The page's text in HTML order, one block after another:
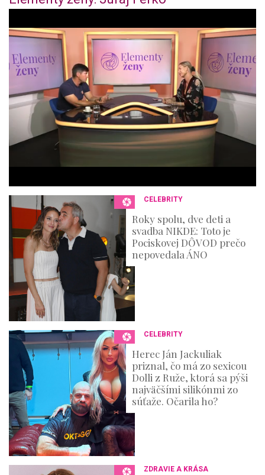
f
m
i
t
e
6
d
CELEBRITY
Roky spolu, dve deti a
svadba NIKDE: Toto je
Pociskovej DÔVOD prečo
nepovedala ÁNO
CELEBRITY
Herec Ján Jackuliak
priznal, čo má zo sexicou
Dolli z Ruže, ktorá sa pýši
najväčšími silikónmi zo
súťaže. Očarila ho?
ZDRAVIE A KRÁSA